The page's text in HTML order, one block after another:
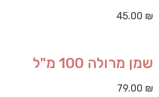
45.00 ₪
שמן מרולה 100 מ"ל
79.00 ₪